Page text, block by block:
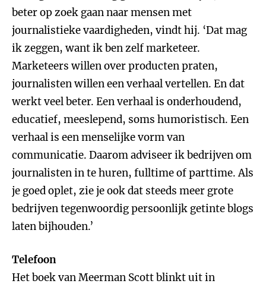
beter op zoek gaan naar mensen met
journalistieke vaardigheden, vindt hij. ‘Dat mag
ik zeggen, want ik ben zelf marketeer.
Marketeers willen over producten praten,
journalisten willen een verhaal vertellen. En dat
werkt veel beter. Een verhaal is onderhoudend,
educatief, meeslepend, soms humoristisch. Een
verhaal is een menselijke vorm van
communicatie. Daarom adviseer ik bedrijven om
journalisten in te huren, fulltime of parttime. Als
je goed oplet, zie je ook dat steeds meer grote
bedrijven tegenwoordig persoonlijk getinte blogs
laten bijhouden.’
Telefoon
Het boek van Meerman Scott blinkt uit in